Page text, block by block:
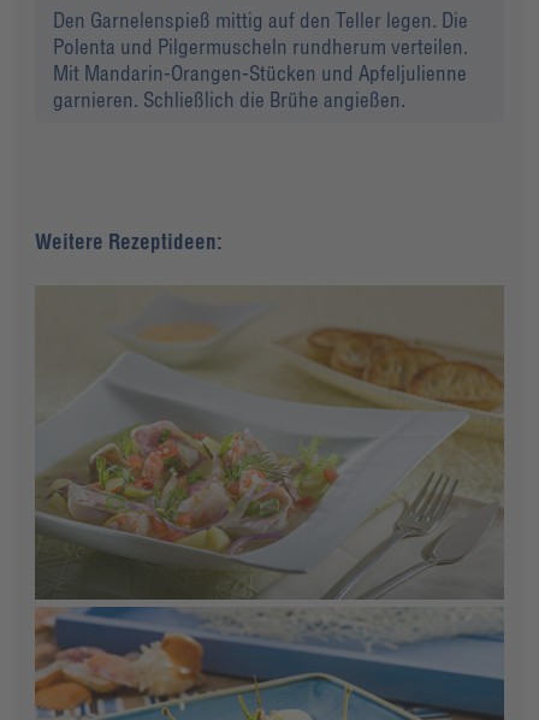
Den Garnelenspieß mittig auf den Teller legen. Die
Polenta und Pilgermuscheln rundherum verteilen.
Mit Mandarin-Orangen-Stücken und Apfeljulienne
garnieren. Schließlich die Brühe angießen.
Weitere Rezeptideen: